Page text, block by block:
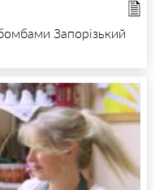
Запорізький